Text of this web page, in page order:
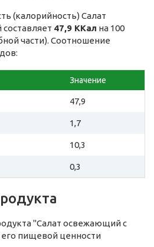
(калорийность) Салат
47,9 ККал на 100
части). Соотношение
Значение
47,9
1,7
10,3
0,3
"Салат освежающий с
пищевой ценности